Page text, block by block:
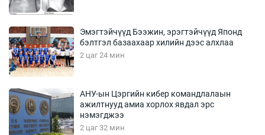
Эмэгтэйчүүд Бээжин, эрэгтэйчүүд Японд
бэлтгэл базаахаар хилийн дээс алхлаа
2 цаг 24 мин
АНУ-ын Цэргийн кибер командлалаын
ажилтнууд амиа хорлох явдал эрс
нэмэгджээ
2 цаг 32 мин